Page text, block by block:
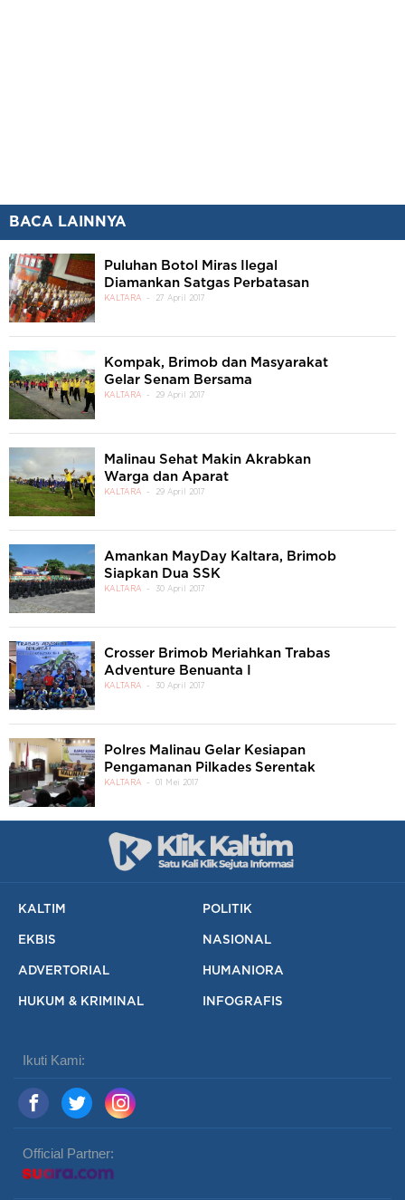
BACA LAINNYA
Puluhan Botol Miras Ilegal
Diamankan Satgas Perbatasan
KALTARA 27 April 2017
Kompak, Brimob dan Masyarakat
Gelar Senam Bersama
KALTARA 29 April 2017
Malinau Sehat Makin Akrabkan
Warga dan Aparat
KALTARA 29 April 2017
Amankan MayDay Kaltara, Brimob
Siapkan Dua SSK
KALTARA 30 April 2017
Crosser Brimob Meriahkan Trabas
Adventure Benuanta I
KALTARA 30 April 2017
Polres Malinau Gelar Kesiapan
Pengamanan Pilkades Serentak
KALTARA 01 Mei 2017
KALTIM POLITIK
EKBIS NASIONAL
ADVERTORIAL HUMANIORA
HUKUM & KRIMINAL INFOGRAFIS
Ikuti Kami:
Official Partner: